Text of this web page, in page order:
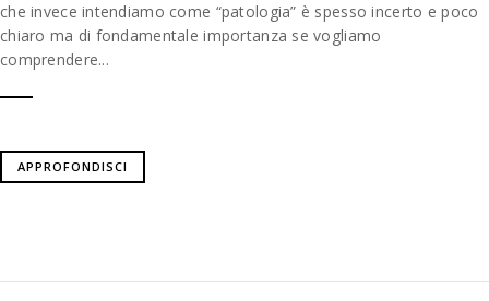
che invece intendiamo come “patologia” è spesso incerto e poco
chiaro ma di fondamentale importanza se vogliamo
comprendere...
APPROFONDISCI